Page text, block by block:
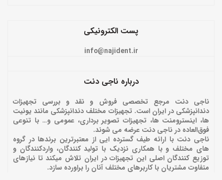
پست الکترونیکی
info@najident.ir
درباره ناجی دنت
ناجی دنت مرجع تخصصی فروش و نقد و بررسی تجهیزات
دندانپزشکی در ایران است. تجهیزات مختلف دندانپزشکی مانند یونیت
ها، اینسترومنت ها، تجهیزات تصویر برداری، عمومی و… با تنوعی
فوق‌العاده در ناجی دنت عرضه می شوند.
ناجی دنت با ارائه‌ طیف گسترده ایی از معتبرترین برندها در گروه
های مختلف و با همکاری نزدیک با تولید کنندگان، واردکنندگان و
توزیع کنندگان اصلی این تجهیزات در ایران تلاش میکند تا نیازهای
متفاوت مشتریان با کاربرهای مختلف آنان را براورده سازد.